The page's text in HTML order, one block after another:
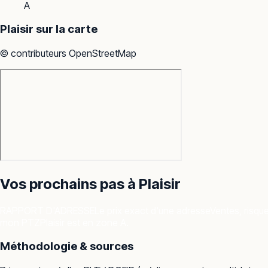
A
Plaisir sur la carte
© contributeurs OpenStreetMap
Vos prochains pas à Plaisir
Méthodologie & sources